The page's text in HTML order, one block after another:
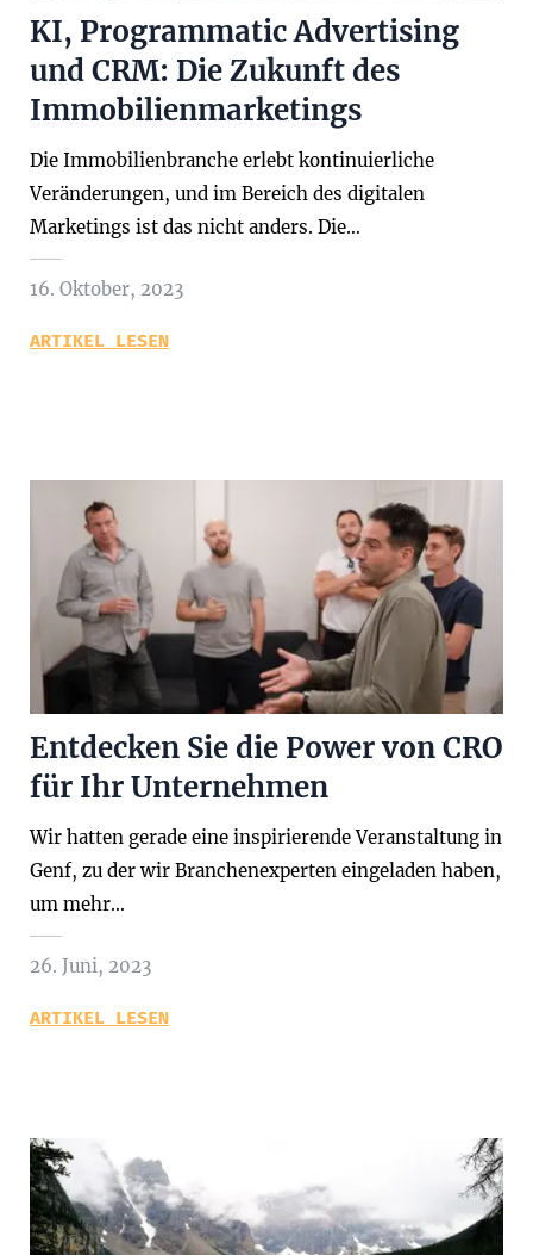
KI, Programmatic Advertising
und CRM: Die Zukunft des
Immobilienmarketings
Die Immobilienbranche erlebt kontinuierliche
Veränderungen, und im Bereich des digitalen
Marketings ist das nicht anders. Die…
16. Oktober, 2023
ARTIKEL LESEN
Entdecken Sie die Power von CRO
für Ihr Unternehmen
Wir hatten gerade eine inspirierende Veranstaltung in
Genf, zu der wir Branchenexperten eingeladen haben,
um mehr…
26. Juni, 2023
ARTIKEL LESEN